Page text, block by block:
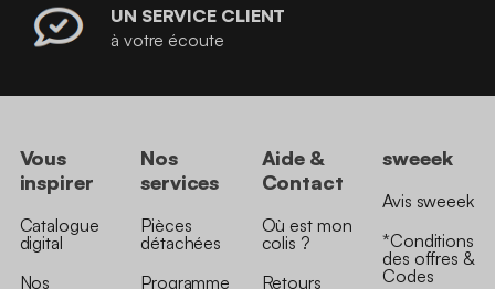
UN SERVICE CLIENT
à votre écoute
Vous
inspirer
Catalogue
digital
Nos
Nos
services
Pièces
détachées
Programme
Aide &
Contact
Où est mon
colis ?
Retours
sweeek
Avis sweeek
*Conditions
des offres &
Codes